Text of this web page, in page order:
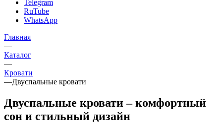
Telegram
RuTube
WhatsApp
Главная
—
Каталог
—
Кровати
—Двуспальные кровати
Двуспальные кровати – комфортный
сон и стильный дизайн